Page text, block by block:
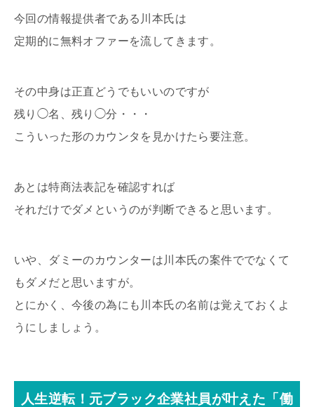
今回の情報提供者である川本氏は
定期的に無料オファーを流してきます。
その中身は正直どうでもいいのですが
残り◯名、残り◯分・・・
こういった形のカウンタを見かけたら要注意。
あとは特商法表記を確認すれば
それだけでダメというのが判断できると思います。
いや、ダミーのカウンターは川本氏の案件ででなくて
もダメだと思いますが。
とにかく、今後の為にも川本氏の名前は覚えておくよ
うにしましょう。
人生逆転！元ブラック企業社員が叶えた「働